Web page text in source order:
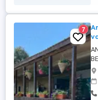
7